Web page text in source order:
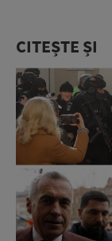
CITEȘTE ȘI